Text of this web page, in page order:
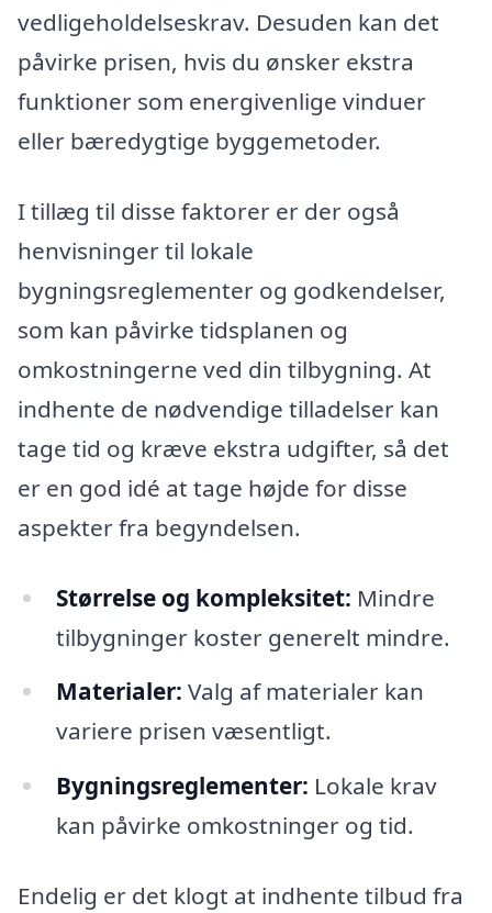
vedligeholdelseskrav. Desuden kan det
påvirke prisen, hvis du ønsker ekstra
funktioner som energivenlige vinduer
eller bæredygtige byggemetoder.
I tillæg til disse faktorer er der også
henvisninger til lokale
bygningsreglementer og godkendelser,
som kan påvirke tidsplanen og
omkostningerne ved din tilbygning. At
indhente de nødvendige tilladelser kan
tage tid og kræve ekstra udgifter, så det
er en god idé at tage højde for disse
aspekter fra begyndelsen.
Størrelse og kompleksitet: Mindre
tilbygninger koster generelt mindre.
Materialer: Valg af materialer kan
variere prisen væsentligt.
Bygningsreglementer: Lokale krav
kan påvirke omkostninger og tid.
Endelig er det klogt at indhente tilbud fra